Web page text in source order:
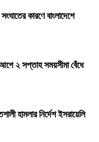
কারণে বাংলাদেশে
২ সপ্তাহ সময়সীমা বেঁধে
হামলার নির্দেশ ইসরায়েলি